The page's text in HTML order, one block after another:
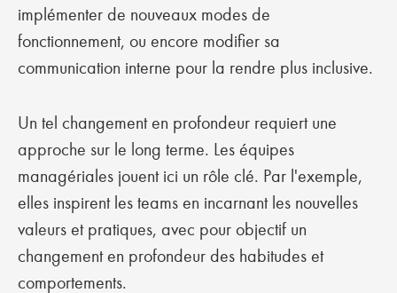
implémenter de nouveaux modes de
fonctionnement, ou encore modifier sa
communication interne pour la rendre plus inclusive.
Un tel changement en profondeur requiert une
approche sur le long terme. Les équipes
managériales jouent ici un rôle clé. Par l'exemple,
elles inspirent les teams en incarnant les nouvelles
valeurs et pratiques, avec pour objectif un
changement en profondeur des habitudes et
comportements.